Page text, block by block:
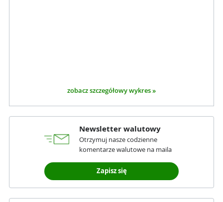
zobacz szczegółowy wykres »
Newsletter walutowy
Otrzymuj nasze codzienne
komentarze walutowe na maila
Zapisz się